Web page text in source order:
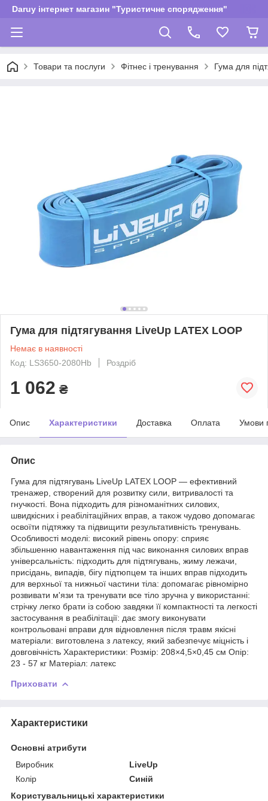
Daruy інтернет магазин "Туристичне спорядження"
Товари та послуги Фітнес і тренування Гума для
Гума для підтягування LiveUp LATEX LOOP
Немає в наявності
Код: LS3650-2080Hb
Роздріб
1 062 ₴
Опис Характеристики Доставка Оплата Умови
Опис
Гума для підтягувань LiveUp LATEX LOOP — ефективний
тренажер, створений для розвитку сили, витривалості та
гнучкості. Вона підходить для різноманітних силових,
швидкісних і реабілітаційних вправ, а також чудово допомагає
освоїти підтяжку та підвищити результативність тренувань.
Особливості моделі: високий рівень опору: сприяє
збільшенню навантаження під час виконання силових вправ
універсальність: підходить для підтягувань, жиму лежачи,
присідань, випадів, бігу підтюпцем та інших вправ підходить
для верхньої та нижньої частини тіла: допомагає рівномірно
розвивати м'язи та тренувати все тіло зручна у використанні:
стрічку легко брати із собою завдяки її компактності та легкості
застосування в реабілітації: дає змогу виконувати
контрольовані вправи для відновлення після травм якісні
матеріали: виготовлена з латексу, який забезпечує міцність і
довговічність Характеристики: Розмір: 208×4,5×0,45 см Опір:
23 - 57 кг Матеріал: латекс
Приховати
Характеристики
Основні атрибути
Виробник
LiveUp
Колір
Синій
Користувальницькі характеристики